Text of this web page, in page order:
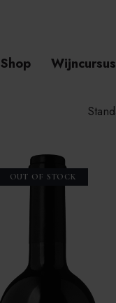
Shop Wijncursus
OUT OF STOCK